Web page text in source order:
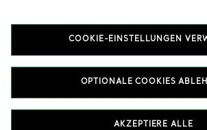
Startseite / Store finden /
COOKIE-EINSTELLUNGEN
OPTIONALE COOKIES
AKZEPTIERE ALLE